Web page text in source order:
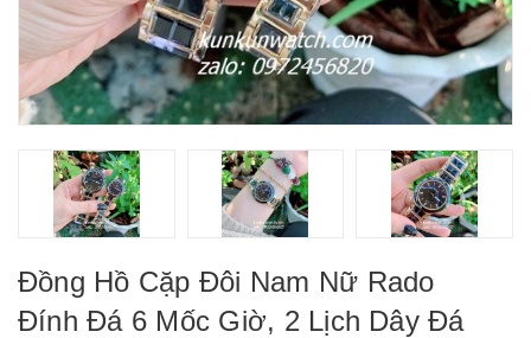
Đồng Hồ Cặp Đôi Nam Nữ Rado
Đính Đá 6 Mốc Giờ, 2 Lịch Dây Đá